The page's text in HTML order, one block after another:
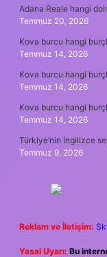
Adana Reale hangi
Temmuz 20, 2026
Kova burcu hangi
Temmuz 14, 2026
Kova burcu hangi
Temmuz 14, 2026
Kova burcu hangi
Temmuz 14, 2026
Türkiye’nin İngilizce
Temmuz 9, 2026
Reklam ve İletişim:
Yasal Uyarı: Bu